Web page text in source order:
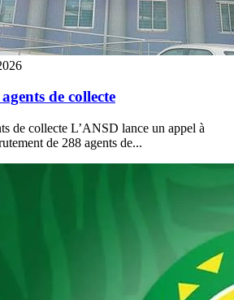
de collecte
de collecte L’ANSD lance un appel à
de 288 agents de...